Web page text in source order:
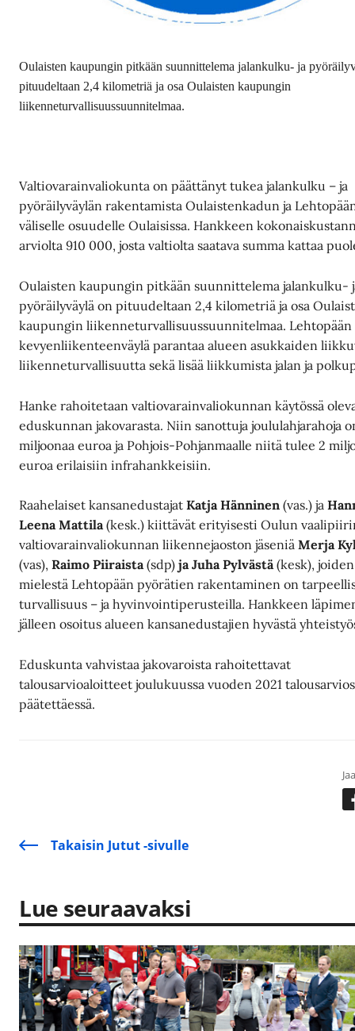
Oulaisten kaupungin pitkään suunnittelema jalankulku- ja
pituudeltaan 2,4 kilometriä ja osa Oulaisten kaupungin
liikenneturvallisuussuunnitelmaa.
Valtiovarainvaliokunta on päättänyt tukea jalankulku – ja
pyöräilyväylän rakentamista Oulaistenkadun ja
väliselle osuudelle Oulaisissa. Hankkeen
arviolta 910 000, josta valtiolta saatava summa kattaa
Oulaisten kaupungin pitkään suunnittelema jalankulku-
pyöräilyväylä on pituudeltaan 2,4 kilometriä ja osa
kaupungin liikenneturvallisuussuunnitelmaa. Lehtopään
kevyenliikenteenväylä parantaa alueen asukkaiden
liikenneturvallisuutta sekä lisää liikkumista jalan ja
Hanke rahoitetaan valtiovarainvaliokunnan käytössä
eduskunnan jakovarasta. Niin sanottuja joululahjarahoja
miljoonaa euroa ja Pohjois-Pohjanmaalle niitä tulee 2
euroa erilaisiin infrahankkeisiin.
Raahelaiset kansanedustajatKatja Hänninen (vas.) ja
Leena Mattila(kesk.) kiittävät erityisesti Oulun
valtiovarainvaliokunnan liikennejaoston jäseniäMerja
(vas),Raimo Piiraista(sdp)ja Juha Pylvästä(kesk), joiden
mielestä Lehtopään pyörätien rakentaminen on
turvallisuus – ja hyvinvointiperusteilla. Hankkeen
jälleen osoitus alueen kansanedustajien hyvästä
Eduskunta vahvistaa jakovaroista rahoitettavat
talousarvioaloitteet joulukuussa vuoden 2021
päätettäessä.
Takaisin Jutut -sivulle
Lue seuraavaksi